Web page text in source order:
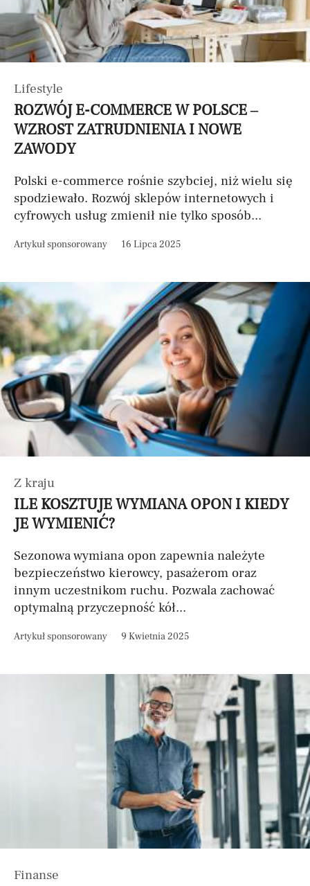
Lifestyle
ROZWÓJ E-COMMERCE W POLSCE –
WZROST ZATRUDNIENIA I NOWE
ZAWODY
Polski e-commerce rośnie szybciej, niż wielu się
spodziewało. Rozwój sklepów internetowych i
cyfrowych usług zmienił nie tylko sposób...
Artykuł sponsorowany 16 Lipca 2025
Z kraju
ILE KOSZTUJE WYMIANA OPON I KIEDY
JE WYMIENIĆ?
Sezonowa wymiana opon zapewnia należyte
bezpieczeństwo kierowcy, pasażerom oraz
innym uczestnikom ruchu. Pozwala zachować
optymalną przyczepność kół...
Artykuł sponsorowany 9 Kwietnia 2025
Finanse